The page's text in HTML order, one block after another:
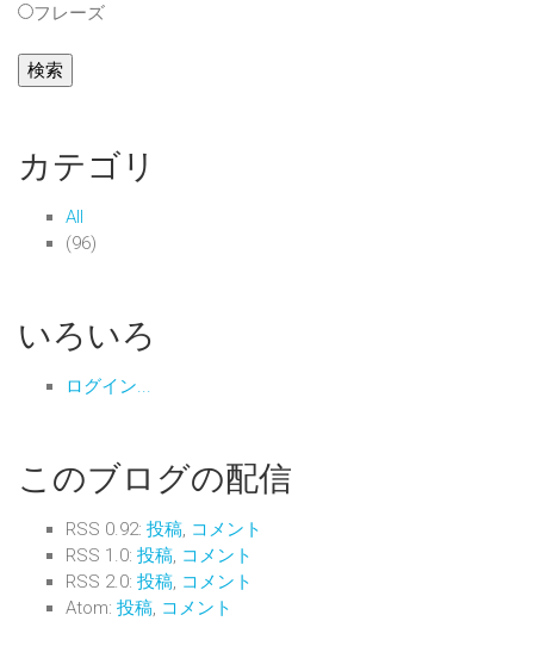
フレーズ
カテゴリ
All
(96)
いろいろ
ログイン...
このブログの配信
RSS 0.92: 投稿, コメント
RSS 1.0: 投稿, コメント
RSS 2.0: 投稿, コメント
Atom: 投稿, コメント